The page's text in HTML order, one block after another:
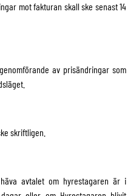
mot fakturan skall ske senast 14
av prisändringar som
skriftligen.
avtalet om hyrestagaren är i